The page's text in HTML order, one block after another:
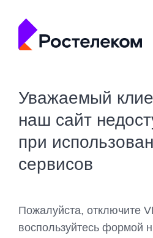
Уважаемый
наш сайт
при
сервисов
Пожалуйста, отключите
воспользуйтесь формой